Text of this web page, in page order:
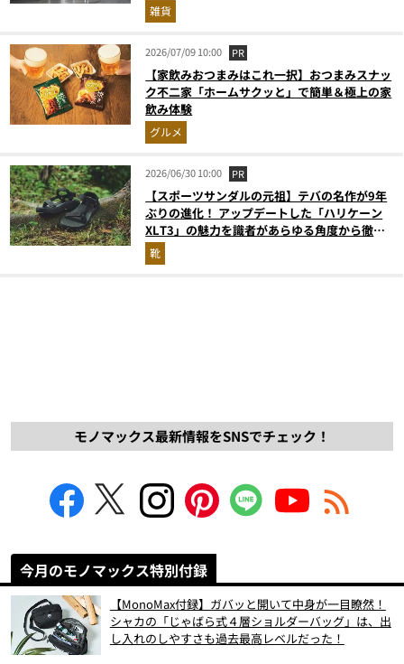
雑貨
2026/07/09 10:00 PR
【家飲みおつまみはこれ一択】おつまみスナッ
ク不二家「ホームサクッと」で簡単＆極上の家
飲み体験
グルメ
2026/06/30 10:00 PR
【スポーツサンダルの元祖】テバの名作が9年
ぶりの進化！ アップデートした「ハリケーン
XLT3」の魅力を識者があらゆる角度から徹底
解説！
靴
モノマックス最新情報をSNSでチェック！
今月のモノマックス特別付録
【MonoMax付録】ガバッと開いて中身が一目瞭然！
シャカの「じゃばら式４層ショルダーバッグ」は、出
し入れのしやすさも過去最高レベルだった！